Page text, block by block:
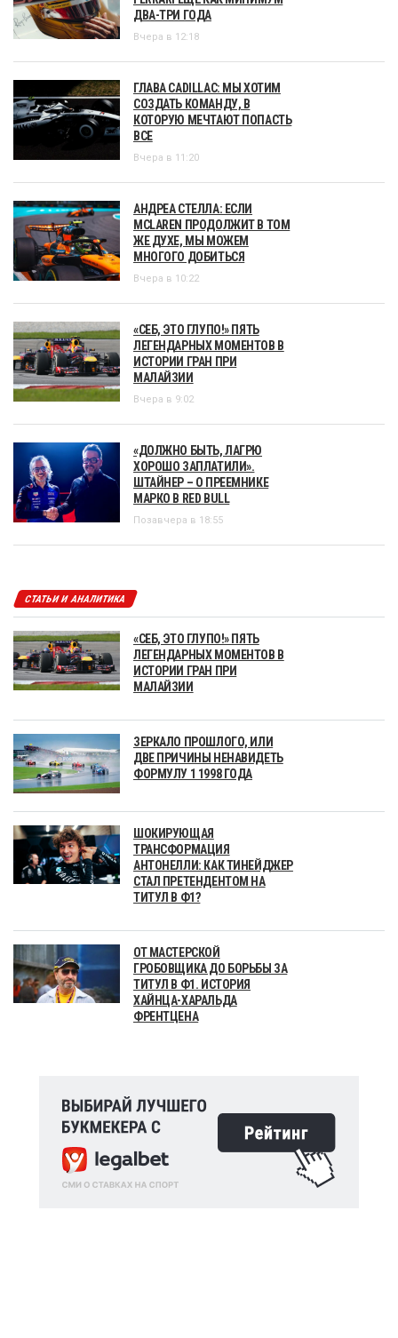
ДВА-ТРИ ГОДА
Вчера в 12:18
ГЛАВА CADILLAC: МЫ ХОТИМ
СОЗДАТЬ КОМАНДУ, В
КОТОРУЮ МЕЧТАЮТ ПОПАСТЬ
ВСЕ
Вчера в 11:20
АНДРЕА СТЕЛЛА: ЕСЛИ
MCLAREN ПРОДОЛЖИТ В ТОМ
ЖЕ ДУХЕ, МЫ МОЖЕМ
МНОГОГО ДОБИТЬСЯ
Вчера в 10:22
«СЕБ, ЭТО ГЛУПО!» ПЯТЬ
ЛЕГЕНДАРНЫХ МОМЕНТОВ В
ИСТОРИИ ГРАН ПРИ
МАЛАЙЗИИ
Вчера в 9:02
«ДОЛЖНО БЫТЬ, ЛАГРЮ
ХОРОШО ЗАПЛАТИЛИ».
ШТАЙНЕР – О ПРЕЕМНИКЕ
МАРКО В RED BULL
Позавчера в 18:55
СТАТЬИ И АНАЛИТИКА
«СЕБ, ЭТО ГЛУПО!» ПЯТЬ
ЛЕГЕНДАРНЫХ МОМЕНТОВ В
ИСТОРИИ ГРАН ПРИ
МАЛАЙЗИИ
ЗЕРКАЛО ПРОШЛОГО, ИЛИ
ДВЕ ПРИЧИНЫ НЕНАВИДЕТЬ
ФОРМУЛУ 1 1998 ГОДА
ШОКИРУЮЩАЯ
ТРАНСФОРМАЦИЯ
АНТОНЕЛЛИ: КАК ТИНЕЙДЖЕР
СТАЛ ПРЕТЕНДЕНТОМ НА
ТИТУЛ В Ф1?
ОТ МАСТЕРСКОЙ
ГРОБОВЩИКА ДО БОРЬБЫ ЗА
ТИТУЛ В Ф1. ИСТОРИЯ
ХАЙНЦА-ХАРАЛЬДА
ФРЕНТЦЕНА